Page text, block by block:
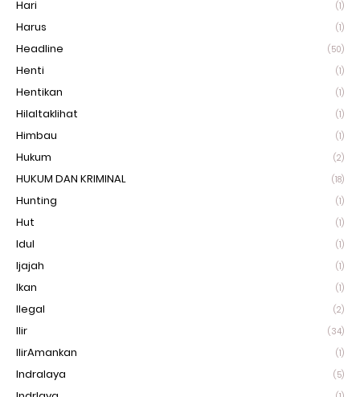
Hari (1)
Harus (1)
Headline (50)
Henti (1)
Hentikan (1)
Hilaltaklihat (1)
Himbau (1)
Hukum (2)
HUKUM DAN KRIMINAL (18)
Hunting (1)
Hut (1)
Idul (1)
Ijajah (1)
Ikan (1)
Ilegal (2)
Ilir (34)
IlirAmankan (1)
Indralaya (5)